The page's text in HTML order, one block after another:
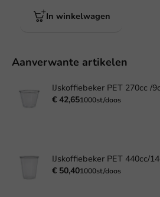
In winkelwagen
Aanverwante artikelen
IJskoffiebeker PET 270cc /
€ 42,651000st/doos
IJskoffiebeker PET 440cc/
€ 50,401000st/doos